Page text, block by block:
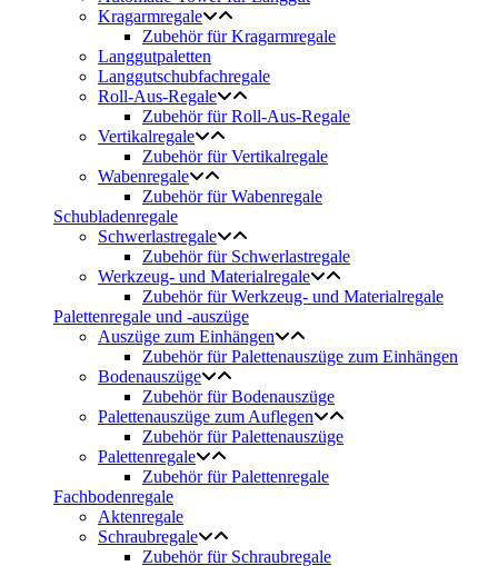
Kragarmregale
Zubehör für Kragarmregale
Langgutpaletten
Langgutschubfachregale
Roll-Aus-Regale
Zubehör für Roll-Aus-Regale
Vertikalregale
Zubehör für Vertikalregale
Wabenregale
Zubehör für Wabenregale
Schubladenregale
Schwerlastregale
Zubehör für Schwerlastregale
Werkzeug- und Materialregale
Zubehör für Werkzeug- und Materialregale
Palettenregale und -auszüge
Auszüge zum Einhängen
Zubehör für Palettenauszüge zum Einhängen
Bodenauszüge
Zubehör für Bodenauszüge
Palettenauszüge zum Auflegen
Zubehör für Palettenauszüge
Palettenregale
Zubehör für Palettenregale
Fachbodenregale
Aktenregale
Schraubregale
Zubehör für Schraubregale